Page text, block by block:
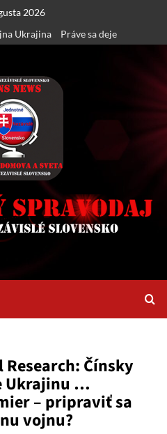
2026
Ukrajina Práve sa deje
Research: Čínsky
Ukrajinu …
– pripraviť sa
vojnu?